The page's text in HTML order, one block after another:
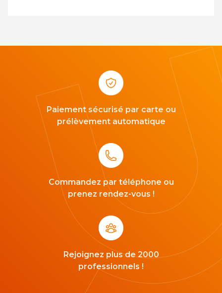
Paiement sécurisé par carte ou
prélèvement automatique
Commandez par téléphone ou
prenez rendez-vous !
Rejoignez plus de 2000
professionnels !